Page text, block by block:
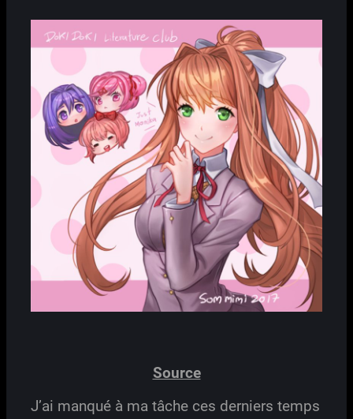
Source
J’ai manqué à ma tâche ces derniers temps